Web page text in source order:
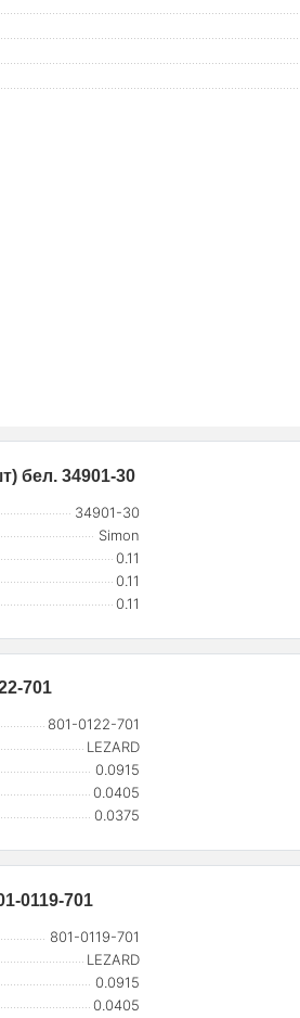
бел. 34901-30
34901-30
Simon
0.11
0.11
0.11
701
801-0122-701
LEZARD
0.0915
0.0405
0.0375
0119-701
801-0119-701
LEZARD
0.0915
0.0405